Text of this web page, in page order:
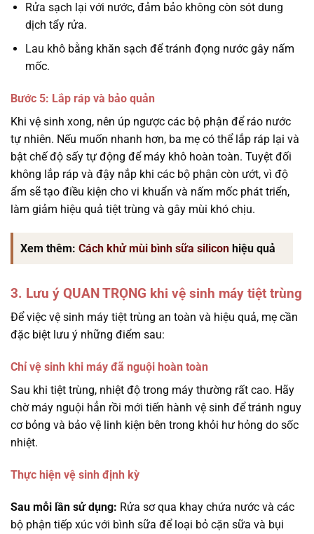
Rửa sạch lại với nước, đảm bảo không còn sót dung
dịch tẩy rửa.
Lau khô bằng khăn sạch để tránh đọng nước gây nấm
mốc.
Bước 5: Lắp ráp và bảo quản
Khi vệ sinh xong, nên úp ngược các bộ phận để ráo nước
tự nhiên. Nếu muốn nhanh hơn, ba mẹ có thể lắp ráp lại và
bật chế độ sấy tự động để máy khô hoàn toàn. Tuyệt đối
không lắp ráp và đậy nắp khi các bộ phận còn ướt, vì độ
ẩm sẽ tạo điều kiện cho vi khuẩn và nấm mốc phát triển,
làm giảm hiệu quả tiệt trùng và gây mùi khó chịu.
Xem thêm: Cách khử mùi bình sữa silicon hiệu quả
3. Lưu ý QUAN TRỌNG khi vệ sinh máy tiệt trùng
Để việc vệ sinh máy tiệt trùng an toàn và hiệu quả, mẹ cần
đặc biệt lưu ý những điểm sau:
Chỉ vệ sinh khi máy đã nguội hoàn toàn
Sau khi tiệt trùng, nhiệt độ trong máy thường rất cao. Hãy
chờ máy nguội hẳn rồi mới tiến hành vệ sinh để tránh nguy
cơ bỏng và bảo vệ linh kiện bên trong khỏi hư hỏng do sốc
nhiệt.
Thực hiện vệ sinh định kỳ
Sau mỗi lần sử dụng: Rửa sơ qua khay chứa nước và các
bộ phận tiếp xúc với bình sữa để loại bỏ cặn sữa và bụi